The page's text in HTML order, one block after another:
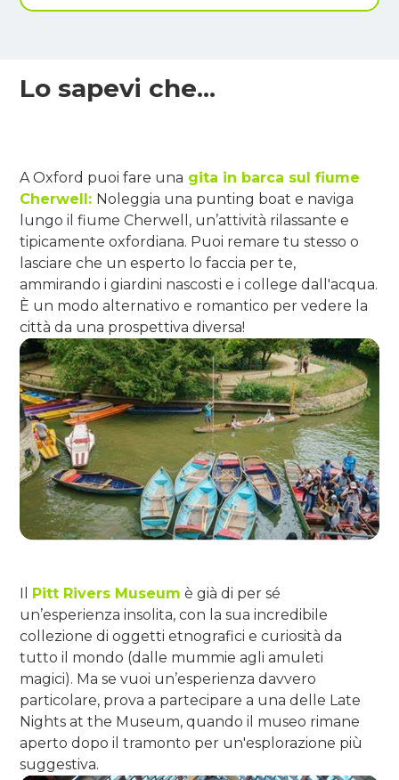
Lo sapevi che...
A Oxford puoi fare una gita in barca sul fiume
Cherwell: Noleggia una punting boat e naviga
lungo il fiume Cherwell, un’attività rilassante e
tipicamente oxfordiana. Puoi remare tu stesso o
lasciare che un esperto lo faccia per te,
ammirando i giardini nascosti e i college dall'acqua.
È un modo alternativo e romantico per vedere la
città da una prospettiva diversa!
Il Pitt Rivers Museum è già di per sé
un’esperienza insolita, con la sua incredibile
collezione di oggetti etnografici e curiosità da
tutto il mondo (dalle mummie agli amuleti
magici). Ma se vuoi un’esperienza davvero
particolare, prova a partecipare a una delle Late
Nights at the Museum, quando il museo rimane
aperto dopo il tramonto per un'esplorazione più
suggestiva.